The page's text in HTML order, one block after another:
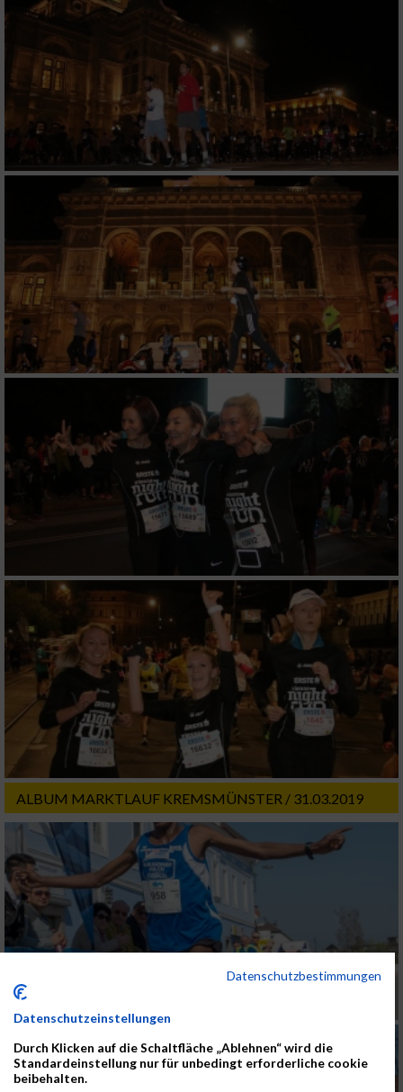
ALBUM MARKTLAUF KREMSMÜNSTER / 31.03.2019
Datenschutzbestimmungen
Datenschutzeinstellungen
Durch Klicken auf die Schaltfläche „Ablehnen“ wird die
Standardeinstellung nur für unbedingt erforderliche cookie
beibehalten.